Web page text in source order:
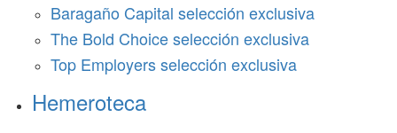
Baragaño Capital selección exclusiva
The Bold Choice selección exclusiva
Top Employers selección exclusiva
Hemeroteca